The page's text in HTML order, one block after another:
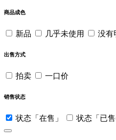
商品成色
新品 几乎未使用 没有
出售方式
拍卖 一口价
销售状态
状态「在售」 状态「已售